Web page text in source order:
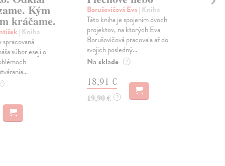
Kým
kráčame.
| Kniha
súbor esejí o
?
Borušovičová Eva| Kniha
Táto kniha je spojením dvoch
projektov, na ktorých Eva
Borušovičová pracovala až do
svojich posledný...
Na sklade ?
18,91 €
19,90 € ?